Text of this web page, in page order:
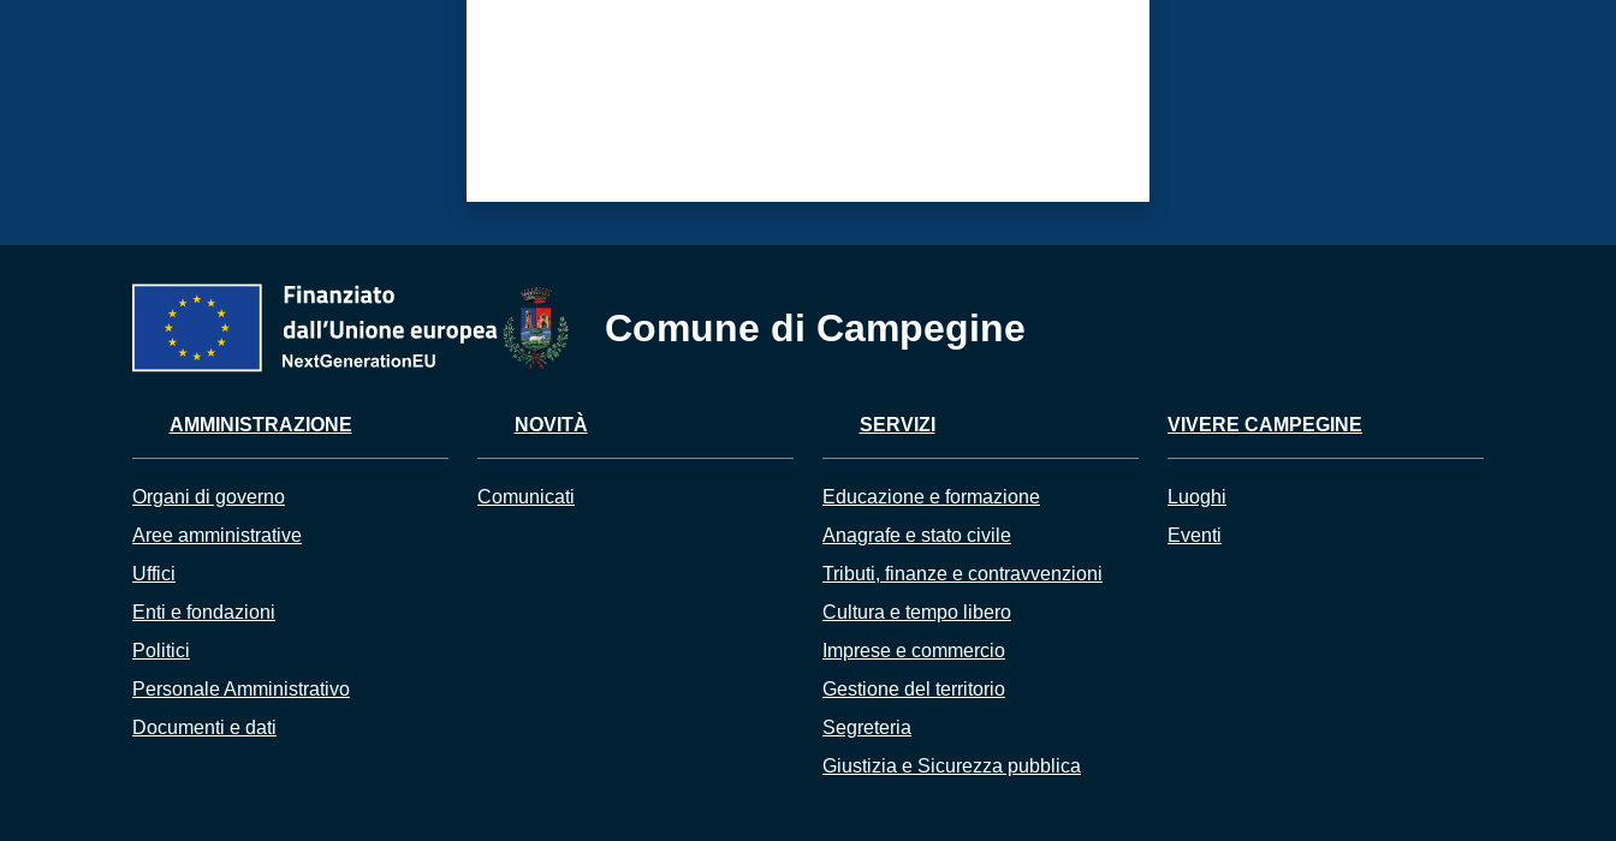
Comune di Campegine
AMMINISTRAZIONE
Organi di governo
Aree amministrative
Uffici
Enti e fondazioni
Politici
Personale Amministrativo
Documenti e dati
NOVITÀ
Comunicati
SERVIZI
Educazione e formazione
Anagrafe e stato civile
Tributi, finanze e contravvenzioni
Cultura e tempo libero
Imprese e commercio
Gestione del territorio
Segreteria
Giustizia e Sicurezza pubblica
VIVERE CAMPEGINE
Luoghi
Eventi